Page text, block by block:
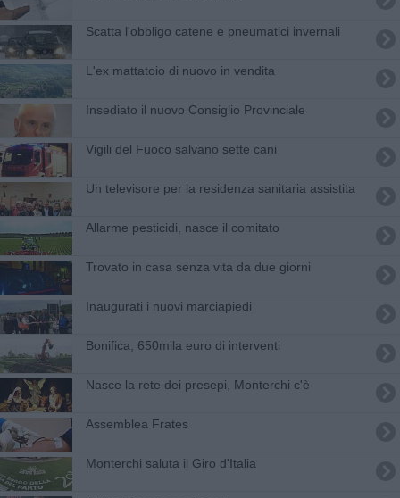
Scatta l'obbligo catene e pneumatici invernali
L'ex mattatoio di nuovo in vendita
Insediato il nuovo Consiglio Provinciale
Vigili del Fuoco salvano sette cani
Un televisore per la residenza sanitaria assistita
Allarme pesticidi, nasce il comitato
Trovato in casa senza vita da due giorni
Inaugurati i nuovi marciapiedi
Bonifica, 650mila euro di interventi
Nasce la rete dei presepi, Monterchi c'è
Assemblea Frates
Monterchi saluta il Giro d'Italia